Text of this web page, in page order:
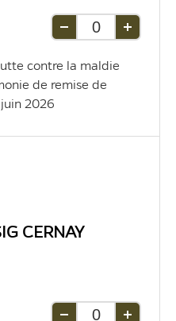
Retirer
unité
Ajouter
contre la maldie
de remise de
2026
CERNAY